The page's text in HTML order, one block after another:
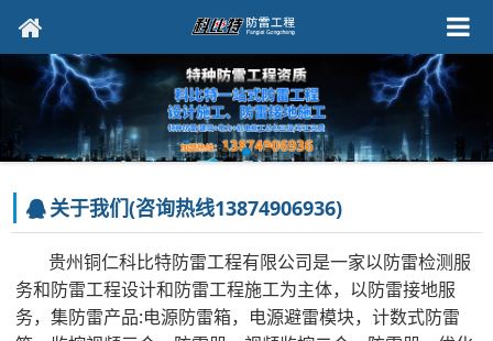
关于我们(咨询热线13874906936)
贵州铜仁科比特防雷工程有限公司是一家以防雷检测服
务和防雷工程设计和防雷工程施工为主体，以防雷接地服
务，集防雷产品:电源防雷箱，电源避雷模块，计数式防雷